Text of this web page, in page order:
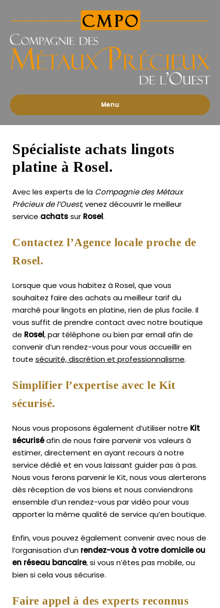
des
Précieux
l'Ouest
Menu
Spécialiste achats lingots
platine à Rosel.
Avec les experts de la Compagnie des Métaux
Précieux de l’Ouest, venez découvrir le meilleur
service achatssur Rosel.
Contactez l’Agence locale proche de
Rosel.
Lorsque que vous habitez à Rosel, que vous
souhaitez faire des achats au meilleur tarif du
marché pour lingots en platine, rien de plus facile. Il
vous suffit de prendre contact avec notre boutique
de Rosel, par téléphone ou bien par email afin de
convenir d’un rendez-vous pour vous accueillir en
toute sécurité, discrétion et professionnalisme.
Simplifier l’expertise avec le Kit
sécurisé.
Nous vous proposons également d’utiliser notre Kit
sécuriséafin de nous faire parvenir vos valeurs à
estimer, directement en ayant recours à notre
service dédié et en vous laissant guider pas à pas.
Nous vous ferons parvenir le Kit, nous vous alerterons
dès réception de vos biens et nous conviendrons
ensemble d’un rendez-vous par vidéo pour vous
apporter la même qualité de service qu’en boutique.
Enfin, vous pouvez également convenir avec nous de
l’organisation d’un rendez-vous à votre domicile ou
en réseau bancaire, si vous n’êtes pas mobile, ou
bien si cela vous sécurise.
Faire appel à des experts reconnus